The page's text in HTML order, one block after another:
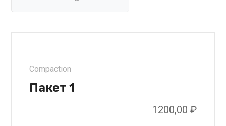
Compaction
Пакет 1
1200,00 ₽